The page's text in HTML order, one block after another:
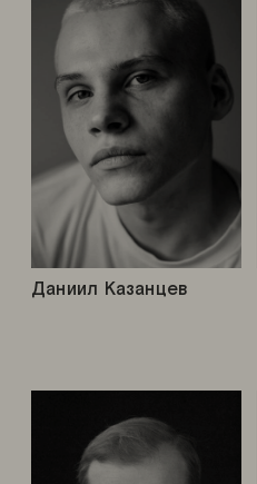
Даниил Казанцев